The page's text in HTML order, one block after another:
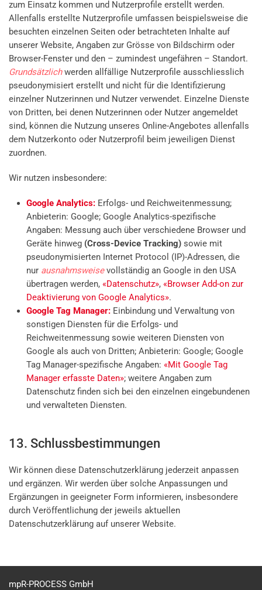
zum Einsatz kommen und Nutzerprofile erstellt werden.
Allenfalls erstellte Nutzerprofile umfassen beispielsweise die
besuchten einzelnen Seiten oder betrachteten Inhalte auf
unserer Website, Angaben zur Grösse von Bildschirm oder
Browser-Fenster und den – zumindest ungefähren – Standort.
Grundsätzlichwerden allfällige Nutzerprofile ausschliesslich
pseudonymisiert erstellt und nicht für die Identifizierung
einzelner Nutzerinnen und Nutzer verwendet. Einzelne Dienste
von Dritten, bei denen Nutzerinnen oder Nutzer angemeldet
sind, können die Nutzung unseres Online-Angebotes allenfalls
dem Nutzerkonto oder Nutzerprofil beim jeweiligen Dienst
zuordnen.
Wir nutzen insbesondere:
Google Analytics: Erfolgs- und Reichweitenmessung;
Anbieterin: Google; Google Analytics-spezifische
Angaben: Messung auch über verschiedene Browser und
Geräte hinweg (Cross-Device Tracking) sowie mit
pseudonymisierten Internet Protocol (IP)-Adressen, die
nur ausnahmsweisevollständig an Google in den USA
übertragen werden, «Datenschutz», «Browser Add-on zur
Deaktivierung von Google Analytics».
Google Tag Manager: Einbindung und Verwaltung von
sonstigen Diensten für die Erfolgs- und
Reichweitenmessung sowie weiteren Diensten von
Google als auch von Dritten; Anbieterin: Google; Google
Tag Manager-spezifische Angaben: «Mit Google Tag
Manager erfasste Daten»; weitere Angaben zum
Datenschutz finden sich bei den einzelnen eingebundenen
und verwalteten Diensten.
13. Schlussbestimmungen
Wir können diese Datenschutzerklärung jederzeit anpassen
und ergänzen. Wir werden über solche Anpassungen und
Ergänzungen in geeigneter Form informieren, insbesondere
durch Veröffentlichung der jeweils aktuellen
Datenschutzerklärung auf unserer Website.
mpR-PROCESS GmbH